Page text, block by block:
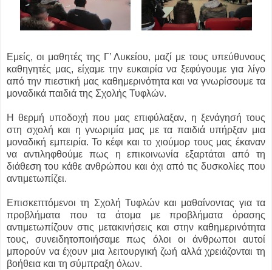
Εμείς, οι μαθητές της Γ’ Λυκείου, μαζί με τους υπεύθυνους
καθηγητές μας, είχαμε την ευκαιρία να ξεφύγουμε για λίγο
από την πιεστική μας καθημερινότητα και να γνωρίσουμε τα
μοναδικά παιδιά της Σχολής Τυφλών.
Η θερμή υποδοχή που μας επιφύλαξαν, η ξενάγησή τους
στη σχολή και η γνωριμία μας με τα παιδιά υπήρξαν μια
μοναδική εμπειρία. Το κέφι και το χιούμορ τους μας έκαναν
να αντιληφθούμε πως η επικοινωνία εξαρτάται από τη
διάθεση του κάθε ανθρώπου και όχι από τις δυσκολίες που
αντιμετωπίζει.
Επισκεπτόμενοι τη Σχολή Τυφλών και μαθαίνοντας για τα
προβλήματα που τα άτομα με προβλήματα όρασης
αντιμετωπίζουν στις μετακινήσεις και στην καθημερινότητα
τους, συνειδητοποιήσαμε πως όλοι οι άνθρωποι αυτοί
μπορούν να έχουν μια λειτουργική ζωή αλλά χρειάζονται τη
βοήθεια και τη σύμπραξη όλων.